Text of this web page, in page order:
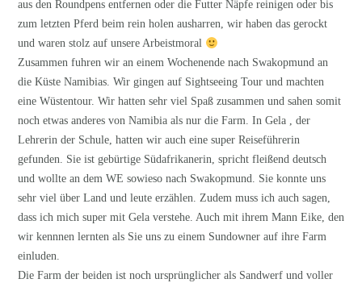
aus den Roundpens entfernen oder die Futter Näpfe reinigen oder bis
zum letzten Pferd beim rein holen ausharren, wir haben das gerockt
und waren stolz auf unsere Arbeistmoral
Zusammen fuhren wir an einem Wochenende nach Swakopmund an
die Küste Namibias. Wir gingen auf Sightseeing Tour und machten
eine Wüstentour. Wir hatten sehr viel Spaß zusammen und sahen somit
noch etwas anderes von Namibia als nur die Farm. In Gela , der
Lehrerin der Schule, hatten wir auch eine super Reiseführerin
gefunden. Sie ist gebürtige Südafrikanerin, spricht fleißend deutsch
und wollte an dem WE sowieso nach Swakopmund. Sie konnte uns
sehr viel über Land und leute erzählen. Zudem muss ich auch sagen,
dass ich mich super mit Gela verstehe. Auch mit ihrem Mann Eike, den
wir kennnen lernten als Sie uns zu einem Sundowner auf ihre Farm
einluden.
Die Farm der beiden ist noch ursprünglicher als Sandwerf und voller